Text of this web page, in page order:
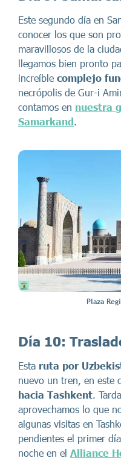
Este segundo día en
conocer los que son
maravillosos de la
llegamos bien pronto
increíble complejo
necrópolis de Gur-i
contamos en nuestra
Samarkand.
Plaza
Día 10:
Esta ruta por
nuevo un tren, en este
hacia Tashkent.
aprovechamos lo que
algunas visitas en
pendientes el primer
noche en el Alliance